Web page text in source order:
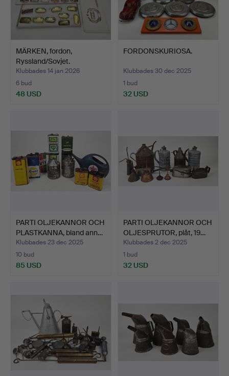
MÄRKEN, fordon,
Ryssland/Sovjet.
Klubbades 14 jan 2026
6 bud
48 USD
FORDONSKURIOSA.
Klubbades 30 dec 2025
1 bud
32 USD
PARTI OLJEKANNOR OCH
PLASTKANNA, bland ann…
Klubbades 23 dec 2025
10 bud
85 USD
PARTI OLJEKANNOR OCH
OLJESPRUTOR, plåt, 19…
Klubbades 2 dec 2025
1 bud
32 USD